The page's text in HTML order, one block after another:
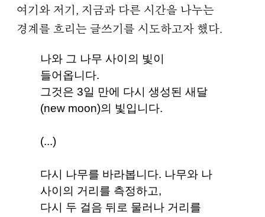
여기와 저기, 지금과 다른 시간을 나누는
경계를 흐리는 글쓰기를 시도하고자 했다.
나와 그 나무 사이의 빛이
들어옵니다.
그것은 3일 만에 다시 생성된 새달
(new moon)의 빛입니다.
(...)
다시 나무를 바라봅니다. 나무와 나
사이의 거리를 측정하고,
다시 두 걸음 뒤로 물러나 거리를